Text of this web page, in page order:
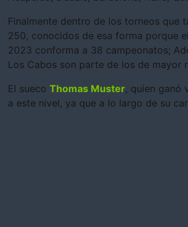
Finalmente dentro de los torneos que
250, conocidos de esa forma porque
2023 conforma a 38 campeonatos;
Los Cabos son parte de los de mayor
El suecoThomas Muster, quien ganó
a este nivel, ya que a lo largo de su